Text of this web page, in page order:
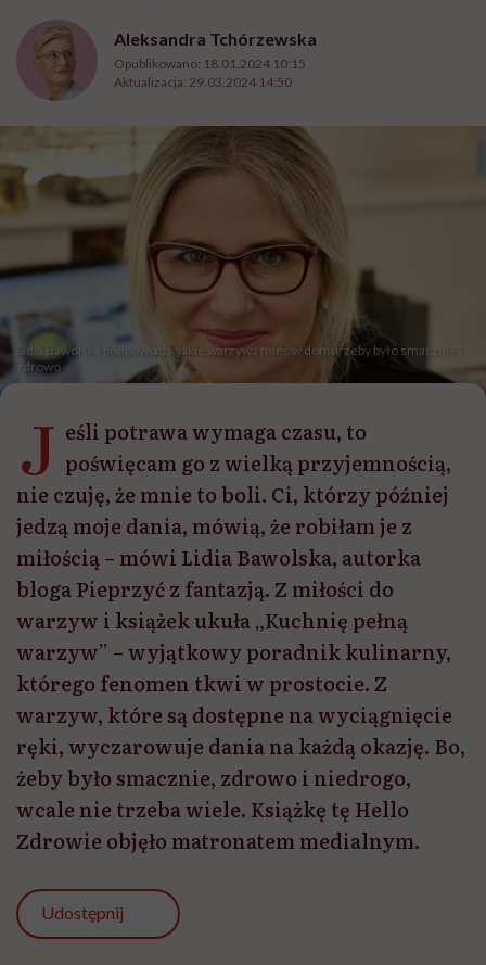
Aleksandra Tchórzewska
Opublikowano: 18.01.2024 10:15
Aktualizacja: 29.03.2024 14:50
Lidia Bawolska podpowiada, jakie warzywa mieć w domu, żeby było smacznie i
zdrowo
J eśli potrawa wymaga czasu, to
poświęcam go z wielką przyjemnością,
nie czuję, że mnie to boli. Ci, którzy później
jedzą moje dania, mówią, że robiłam je z
miłością – mówi Lidia Bawolska, autorka
bloga Pieprzyć z fantazją. Z miłości do
warzyw i książek ukuła „Kuchnię pełną
warzyw” – wyjątkowy poradnik kulinarny,
którego fenomen tkwi w prostocie. Z
warzyw, które są dostępne na wyciągnięcie
ręki, wyczarowuje dania na każdą okazję. Bo,
żeby było smacznie, zdrowo i niedrogo,
wcale nie trzeba wiele. Książkę tę Hello
Zdrowie objęło matronatem medialnym.
Udostępnij